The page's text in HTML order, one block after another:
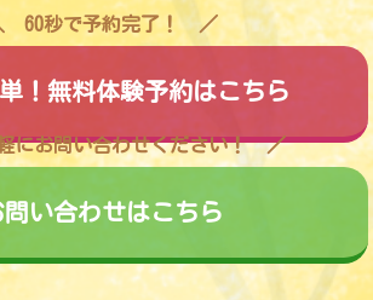
60秒で予約完了！
単！無料体験予約はこちら
にお問い合わせください！
問い合わせはこちら